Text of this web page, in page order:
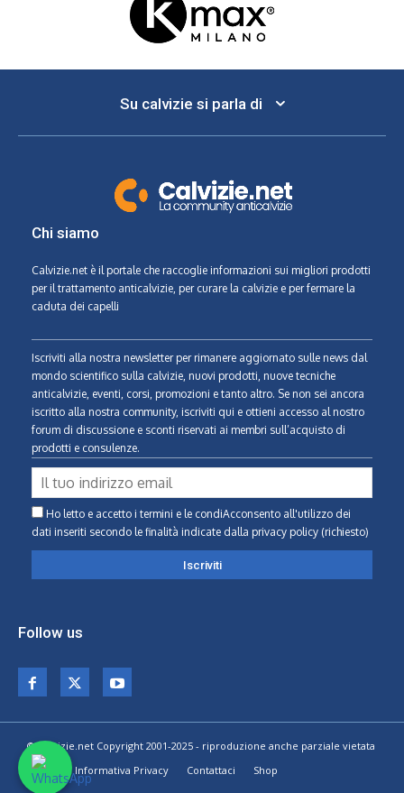
Su calvizie si parla di
Chi siamo
Calvizie.net è il portale che raccoglie informazioni sui migliori prodotti
per il trattamento anticalvizie, per curare la calvizie e per fermare la
caduta dei capelli
Iscriviti alla nostra newsletter per rimanere aggiornato sulle news dal
mondo scientifico sulla calvizie, nuovi prodotti, nuove tecniche
anticalvizie, eventi, corsi, promozioni e tanto altro. Se non sei ancora
iscritto alla nostra community, iscriviti qui e ottieni accesso al nostro
forum di discussione e sconti riservati ai membri sull’acquisto di
prodotti e consulenze.
Ho letto e accetto i termini e le condiAcconsento all'utilizzo dei
dati inseriti secondo le finalità indicate dalla privacy policy (richiesto)
Follow us
© Calvizie.net Copyright 2001-2025 - riproduzione anche parziale vietata
Home
Informativa Privacy Contattaci Shop